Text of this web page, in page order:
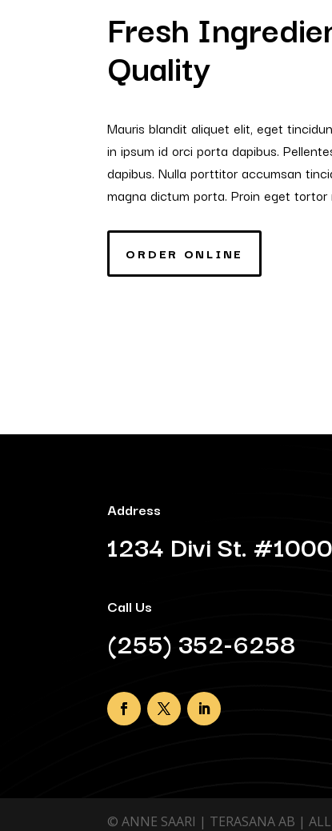
Fresh
Quality
Mauris blandit aliquet elit, eget
in ipsum id orci porta dapibus.
dapibus. Nulla porttitor accumsan
magna dictum porta. Proin eget tortor
ORDER ONLINE
Address
1234 Divi St.
Call Us
(255) 352-6258
© ANNE SAARI | TERASANA AB | ALL